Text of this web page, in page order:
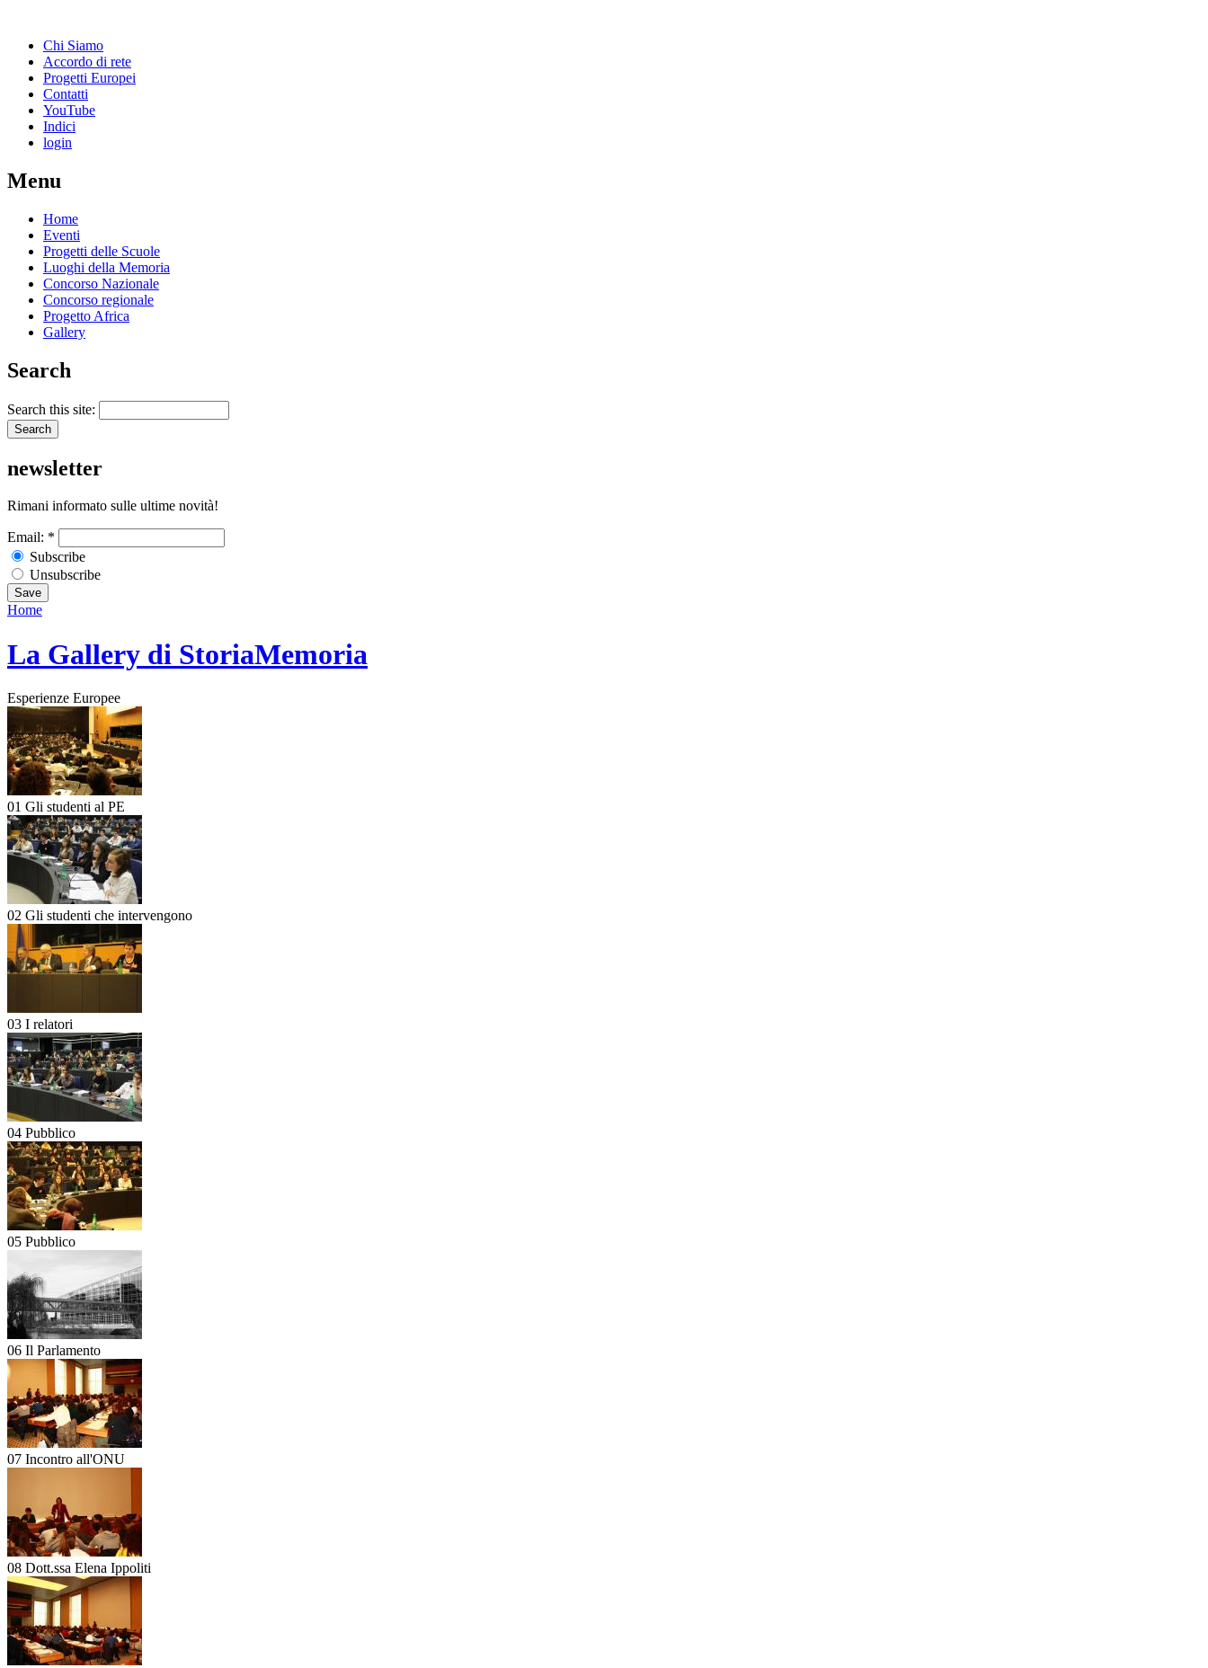
Chi Siamo
Accordo di rete
Progetti Europei
Contatti
YouTube
Indici
login
Menu
Home
Eventi
Progetti delle Scuole
Luoghi della Memoria
Concorso Nazionale
Concorso regionale
Progetto Africa
Gallery
Search
Search this site:
newsletter
Rimani informato sulle ultime novità!
Email: *
Subscribe
Unsubscribe
Home
La Gallery di StoriaMemoria
Esperienze Europee
01 Gli studenti al PE
02 Gli studenti che intervengono
03 I relatori
04 Pubblico
05 Pubblico
06 Il Parlamento
07 Incontro all'ONU
08 Dott.ssa Elena Ippoliti